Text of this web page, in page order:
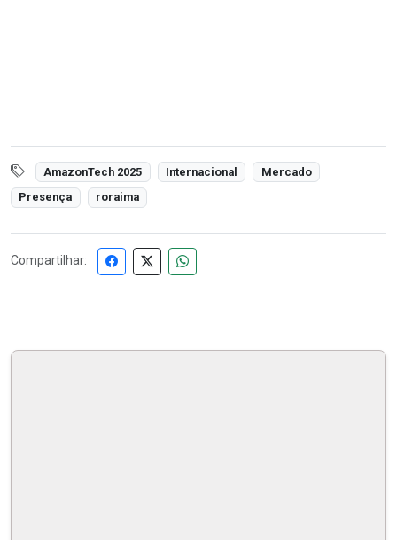
AmazonTech 2025 Internacional
Mercado
Presença
roraima
Compartilhar: